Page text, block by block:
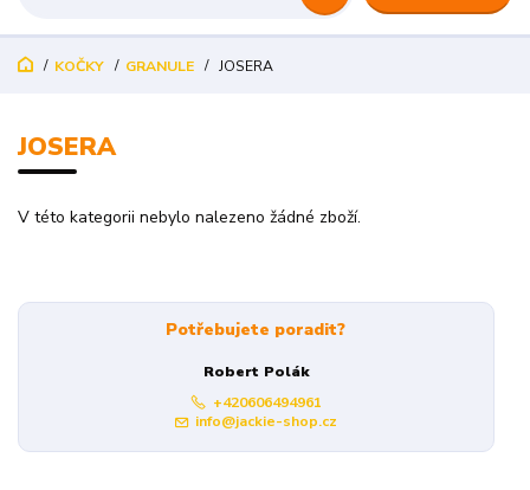
KOČKY GRANULE JOSERA
JOSERA
V této kategorii nebylo nalezeno žádné zboží.
Potřebujete poradit?
Robert Polák
+420606494961
info@jackie-shop.cz